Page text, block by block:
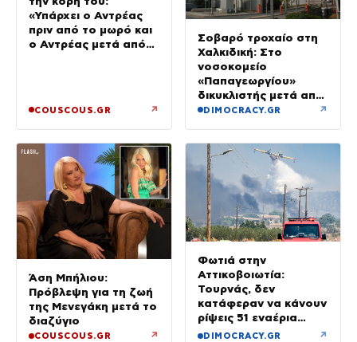
«Υπάρχει ο Αντρέας
πριν από το μωρό και
ο Αντρέας μετά από
COUSCOUS.GR ↗
Σοβαρό τροχαίο στη
Χαλκιδική: Στο
νοσοκομείο
«Παπαγεωργίου»
δικυκλιστής μετά από
σύγκρουση
DIMOCRACY.GR ↗
Άση Μπήλιου:
Πρόβλεψη για τη ζωή
της Μενεγάκη μετά το
διαζύγιο
COUSCOUS.GR ↗
Φωτιά στην
Αττικοβοιωτία:
Τουρνάς, δεν
κατάφεραν να κάνουν
ρίψεις 51 εναέρια
μέσα
DIMOCRACY.GR ↗